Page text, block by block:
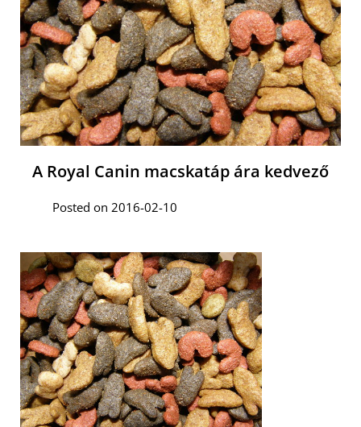
A Royal Canin macskatáp ára kedvező
Posted on 2016-02-10